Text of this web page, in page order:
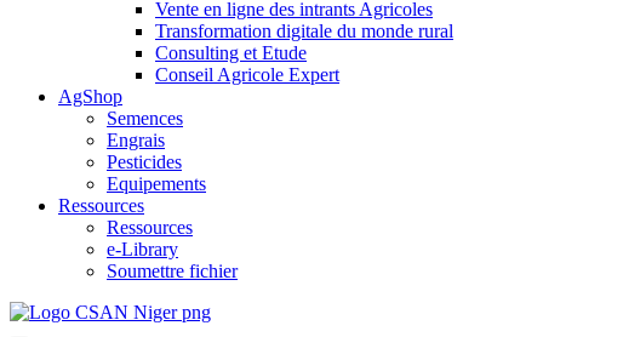
Vente en ligne des intrants Agricoles
Transformation digitale du monde rural
Consulting et Etude
Conseil Agricole Expert
AgShop
Semences
Engrais
Pesticides
Equipements
Ressources
Ressources
e-Library
Soumettre fichier